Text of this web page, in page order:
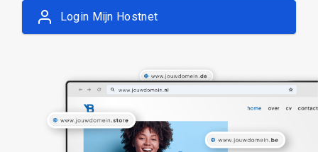
Login Mijn Hostnet